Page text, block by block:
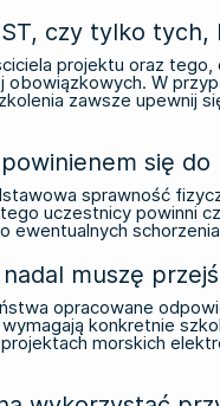
czy tylko
projektu oraz
W
zawsze upewnij
się
sprawność
uczestnicy
muszę
opracowane
konkretnie
morskich